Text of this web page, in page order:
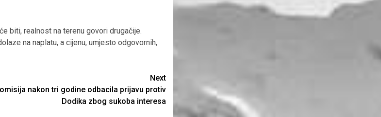
biti, realnost na terenu govori drugačije.
na naplatu, a cijenu, umjesto odgovornih,
Next
nakon tri godine odbacila prijavu protiv
Dodika zbog sukoba interesa